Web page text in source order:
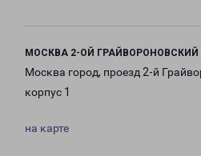
МОСКВА 2-ОЙ ГРАЙВОРОНОВСКИЙ
Москва город, проезд 2-й
корпус 1
на карте